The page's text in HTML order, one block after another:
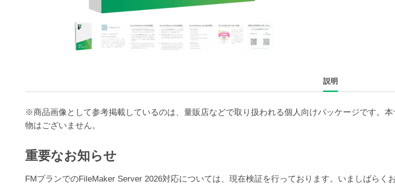
（500-
個
説明
※商品画像として参考掲載しているのは、量販店などで取り扱われる個人向けパッケージです。
物はございません。
重要なお知らせ
FMプランでのFileMaker Server 2026対応については、現在検証を行っております。いましばら